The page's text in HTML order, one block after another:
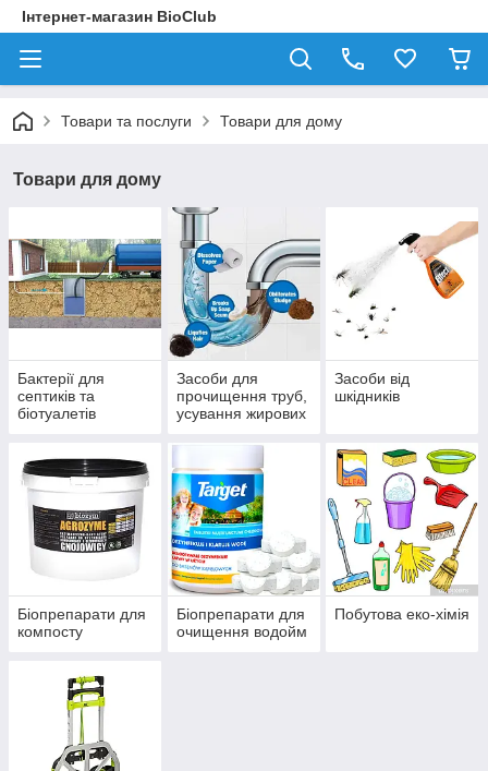
Інтернет-магазин BioClub
Товари та послуги Товари для дому
Товари для дому
Бактерії для
септиків та
біотуалетів
Засоби для
прочищення труб,
усування жирових
Засоби від
шкідників
Біопрепарати для
компосту
Біопрепарати для
очищення водойм
Побутова еко-хімія